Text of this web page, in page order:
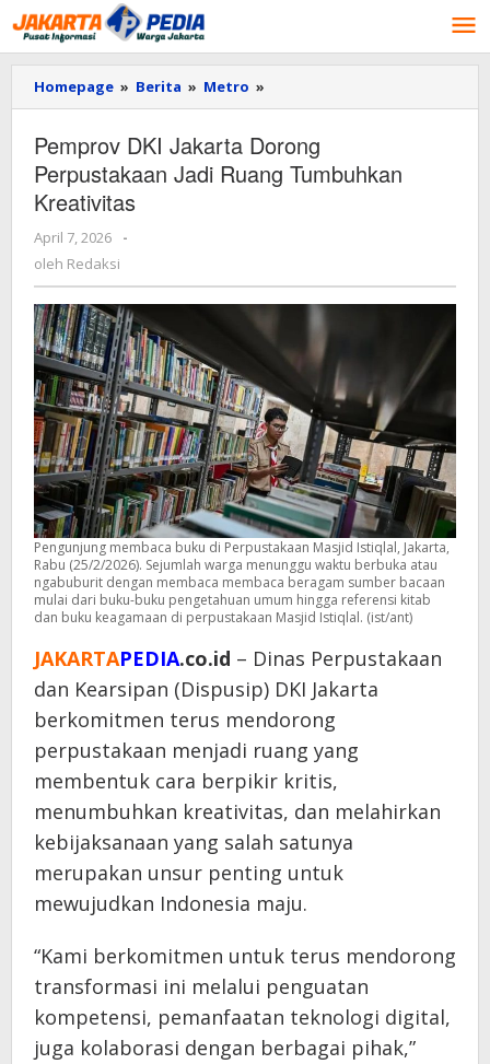
Lewati
ke
konten
Homepage » Berita » Metro »
DKI
Dorong
Perpustakaan
Jadi
Pemprov DKI Jakarta Dorong
Perpustakaan Jadi Ruang Tumbuhkan
Kreativitas
April 7, 2026
oleh
-
oleh Redaksi
Pengunjung membaca buku di Perpustakaan Masjid Istiqlal, Jakarta,
Rabu (25/2/2026). Sejumlah warga menunggu waktu berbuka atau
ngabuburit dengan membaca membaca beragam sumber bacaan
mulai dari buku-buku pengetahuan umum hingga referensi kitab
dan buku keagamaan di perpustakaan Masjid Istiqlal. (ist/ant)
JAKARTAPEDIA.co.id – Dinas Perpustakaan
dan Kearsipan (Dispusip) DKI Jakarta
berkomitmen terus mendorong
perpustakaan menjadi ruang yang
membentuk cara berpikir kritis,
menumbuhkan kreativitas, dan melahirkan
kebijaksanaan yang salah satunya
merupakan unsur penting untuk
mewujudkan Indonesia maju.
“Kami berkomitmen untuk terus mendorong
transformasi ini melalui penguatan
kompetensi, pemanfaatan teknologi digital,
juga kolaborasi dengan berbagai pihak,”